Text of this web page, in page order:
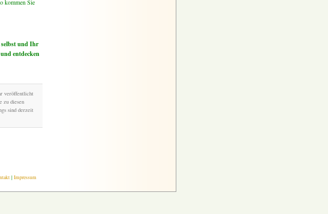
kommen Sie
selbst und Ihr
entdecken
veröffentlicht
zu diesen
sind derzeit
| Impressum